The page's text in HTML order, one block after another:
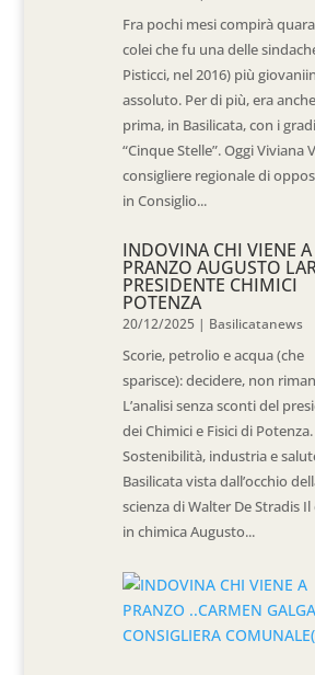
Fra pochi mesi compirà
colei che fu una delle
Pisticci, nel 2016) più giovaniin
assoluto. Per di più, era
prima, in Basilicata, con i
“Cinque Stelle”. Oggi Viviana
consigliere regionale di
in Consiglio...
INDOVINA CHI VIENE A
PRANZO AUGUSTO
PRESIDENTE CHIMICI
POTENZA
20/12/2025 | Basilicatanews
Scorie, petrolio e acqua (che
sparisce): decidere, non
L’analisi senza sconti del
dei Chimici e Fisici di Potenza.
Sostenibilità, industria e
Basilicata vista dall’occhio
scienza di Walter De Stradis
in chimica Augusto...